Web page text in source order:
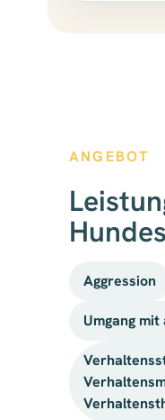
ANGEBOT
Aggression
Umgang